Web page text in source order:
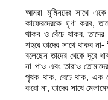
আমরা মুমিনদের সাথে
কাফেরদেরকে ঘৃণা করব,
থাকব ও বেঁচে থাকব,
শহরে তাদের সাথে থাকব
বলেছেন তাদের থেকে দূরে
না পাও এবং তারাও
পৃথক থাক, বেচে থাক, এক
করো না, তাদের সাথে